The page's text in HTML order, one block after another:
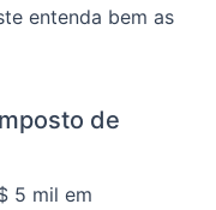
entenda bem as
de
5 mil em